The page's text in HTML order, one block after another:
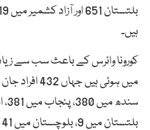
ہیں۔
کورونا وائرس کے باعث سب سے
میں ہوئی ہیں